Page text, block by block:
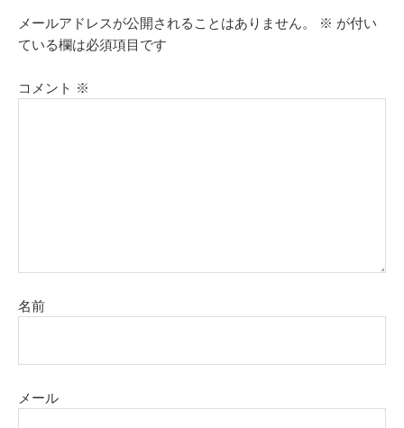
メールアドレスが公開されることはありません。 ※ が付い
ている欄は必須項目です
コメント ※
名前
メール